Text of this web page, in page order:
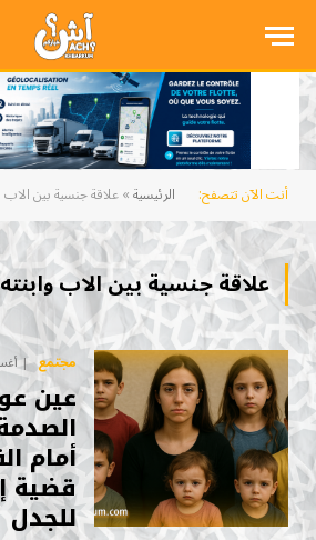
أنت الآن تتصفح: الرئيسية»علاقة جنسية بين الاب
علاقة جنسية بين الاب وابنته
مجتمع
عين
أمام
قضية
للجدل